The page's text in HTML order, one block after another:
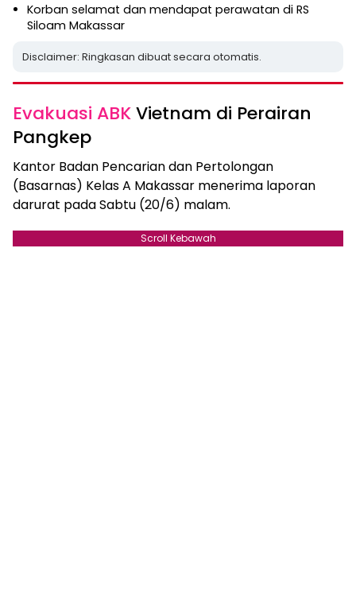
Korban selamat dan mendapat perawatan di RS
Siloam Makassar
Disclaimer: Ringkasan dibuat secara otomatis.
Evakuasi ABKVietnam di Perairan
Pangkep
Kantor Badan Pencarian dan Pertolongan
(Basarnas) Kelas A Makassar menerima laporan
darurat pada Sabtu (20/6) malam.
Scroll Kebawah